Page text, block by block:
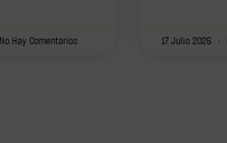
No Hay Comentarios 17 Julio 2026